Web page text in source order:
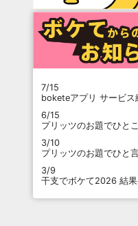
7/15
boketeアプリ サービス
6/15
プリッツのお題でひと
3/10
プリッツのお題でひと
3/9
干支でボケて2026 結